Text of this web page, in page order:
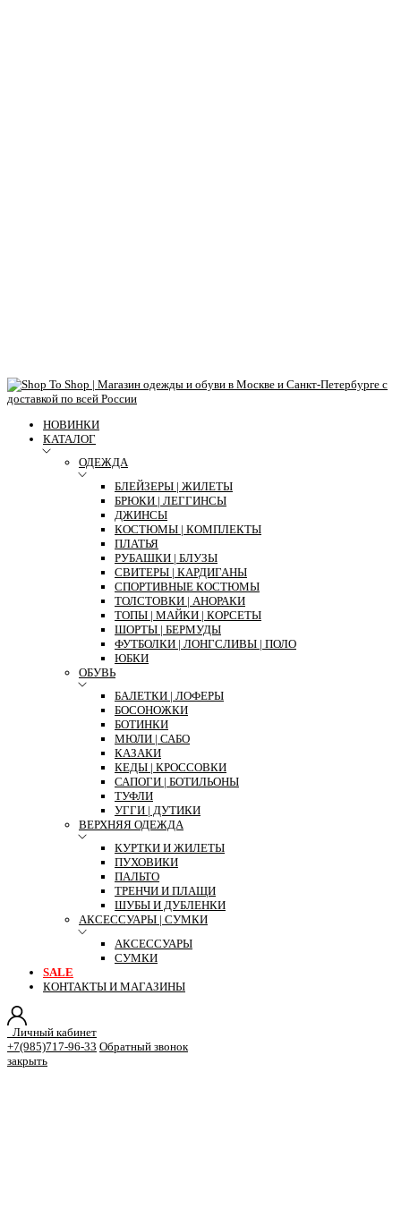
НОВИНКИ
КАТАЛОГ
ОДЕЖДА
БЛЕЙЗЕРЫ | ЖИЛЕТЫ
БРЮКИ | ЛЕГГИНСЫ
ДЖИНСЫ
КОСТЮМЫ | КОМПЛЕКТЫ
ПЛАТЬЯ
РУБАШКИ | БЛУЗЫ
СВИТЕРЫ | КАРДИГАНЫ
СПОРТИВНЫЕ КОСТЮМЫ
ТОЛСТОВКИ | АНОРАКИ
ТОПЫ | МАЙКИ | КОРСЕТЫ
ШОРТЫ | БЕРМУДЫ
ФУТБОЛКИ | ЛОНГСЛИВЫ | ПОЛО
ЮБКИ
ОБУВЬ
БАЛЕТКИ | ЛОФЕРЫ
БОСОНОЖКИ
БОТИНКИ
МЮЛИ | САБО
КАЗАКИ
КЕДЫ | КРОССОВКИ
САПОГИ | БОТИЛЬОНЫ
ТУФЛИ
УГГИ | ДУТИКИ
ВЕРХНЯЯ ОДЕЖДА
КУРТКИ И ЖИЛЕТЫ
ПУХОВИКИ
ПАЛЬТО
ТРЕНЧИ И ПЛАЩИ
ШУБЫ И ДУБЛЕНКИ
АКСЕССУАРЫ | СУМКИ
АКСЕССУАРЫ
СУМКИ
SALE
КОНТАКТЫ И МАГАЗИНЫ
Личный кабинет
+7(985)717-96-33 Обратный звонок
закрыть